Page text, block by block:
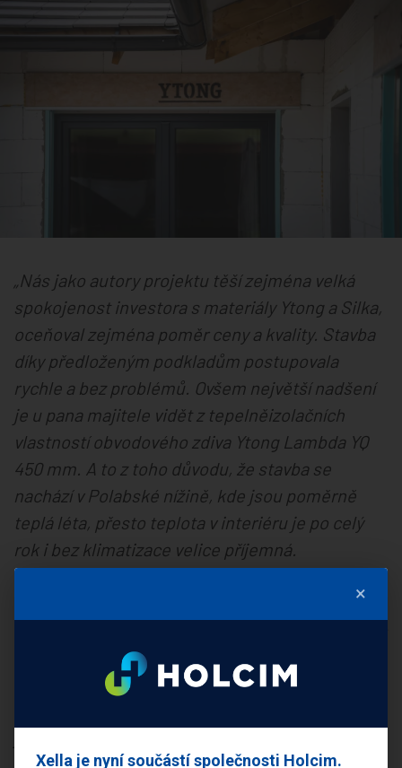
„Nás jako autory projektu těší zejména velká
spokojenost investora s materiály Ytong a Silka,
oceňoval zejména poměr ceny a kvality. Stavba
díky předloženým podkladům postupovala
rychle a bez problémů. Ovšem největší nadšení
je u pana majitele vidět z tepelněizolačních
vlastností obvodového zdiva Ytong Lambda YQ
450 mm. A to z toho důvodu, že stavba se
nachází v Polabské nížině, kde jsou poměrně
teplá léta, přesto teplota v interiéru je po celý
rok i bez klimatizace velice příjemná.
Spokojenost je natolik veliká, že investor
tak dokončujeme už třetí projekt rodinného
domu v systému tvárnic Ytong Lambda YQ.“
×
Xella je nyní součástí společnosti Holcim.